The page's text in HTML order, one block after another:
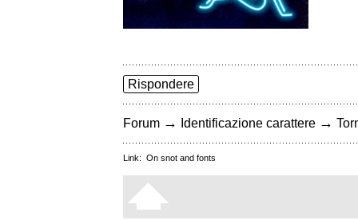
Rispondere
Forum → Identificazione carattere →
Link: On snot and fonts